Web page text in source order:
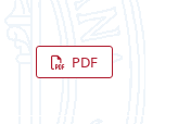
PDF